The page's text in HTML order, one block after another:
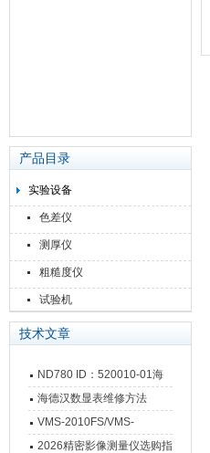
产品目录
实验设备
色差仪
测厚仪
粗糙度仪
试验机
技术文章
ND780 ID：520010-01海
德汉数显表故障维修内容
海德汉数显表维修方法
VMS-2010FS/VMS-
3020FS/VMS-4030FS手动
2026精密影像测量仪选购指